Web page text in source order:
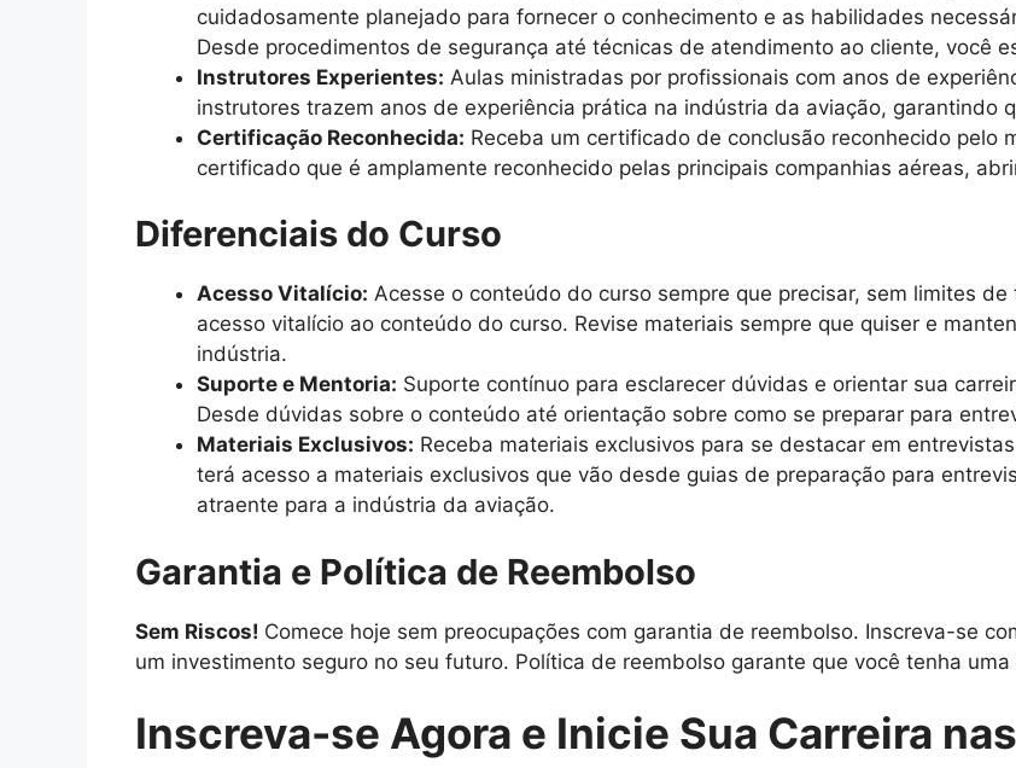
cuidadosamente planejado para fornecer o conhecimento e as habilidades
Desde procedimentos de segurança até técnicas de atendimento ao cliente, você
Instrutores Experientes: Aulas ministradas por profissionais com anos de
instrutores trazem anos de experiência prática na indústria da aviação, garantindo
Certificação Reconhecida: Receba um certificado de conclusão reconhecido pelo
certificado que é amplamente reconhecido pelas principais companhias aéreas,
Diferenciais do Curso
Acesso Vitalício: Acesse o conteúdo do curso sempre que precisar, sem limites
acesso vitalício ao conteúdo do curso. Revise materiais sempre que quiser e
indústria.
Suporte e Mentoria: Suporte contínuo para esclarecer dúvidas e orientar sua
Desde dúvidas sobre o conteúdo até orientação sobre como se preparar para
Materiais Exclusivos: Receba materiais exclusivos para se destacar em
terá acesso a materiais exclusivos que vão desde guias de preparação para
atraente para a indústria da aviação.
Garantia e Política de Reembolso
Sem Riscos! Comece hoje sem preocupações com garantia de reembolso. Inscreva-se
um investimento seguro no seu futuro. Política de reembolso garante que você tenha
Inscreva-se Agora e Inicie Sua Carreira